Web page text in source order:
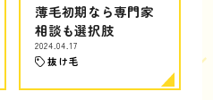
薄毛初期なら専門家
相談も選択肢
2024.04.17
抜け毛